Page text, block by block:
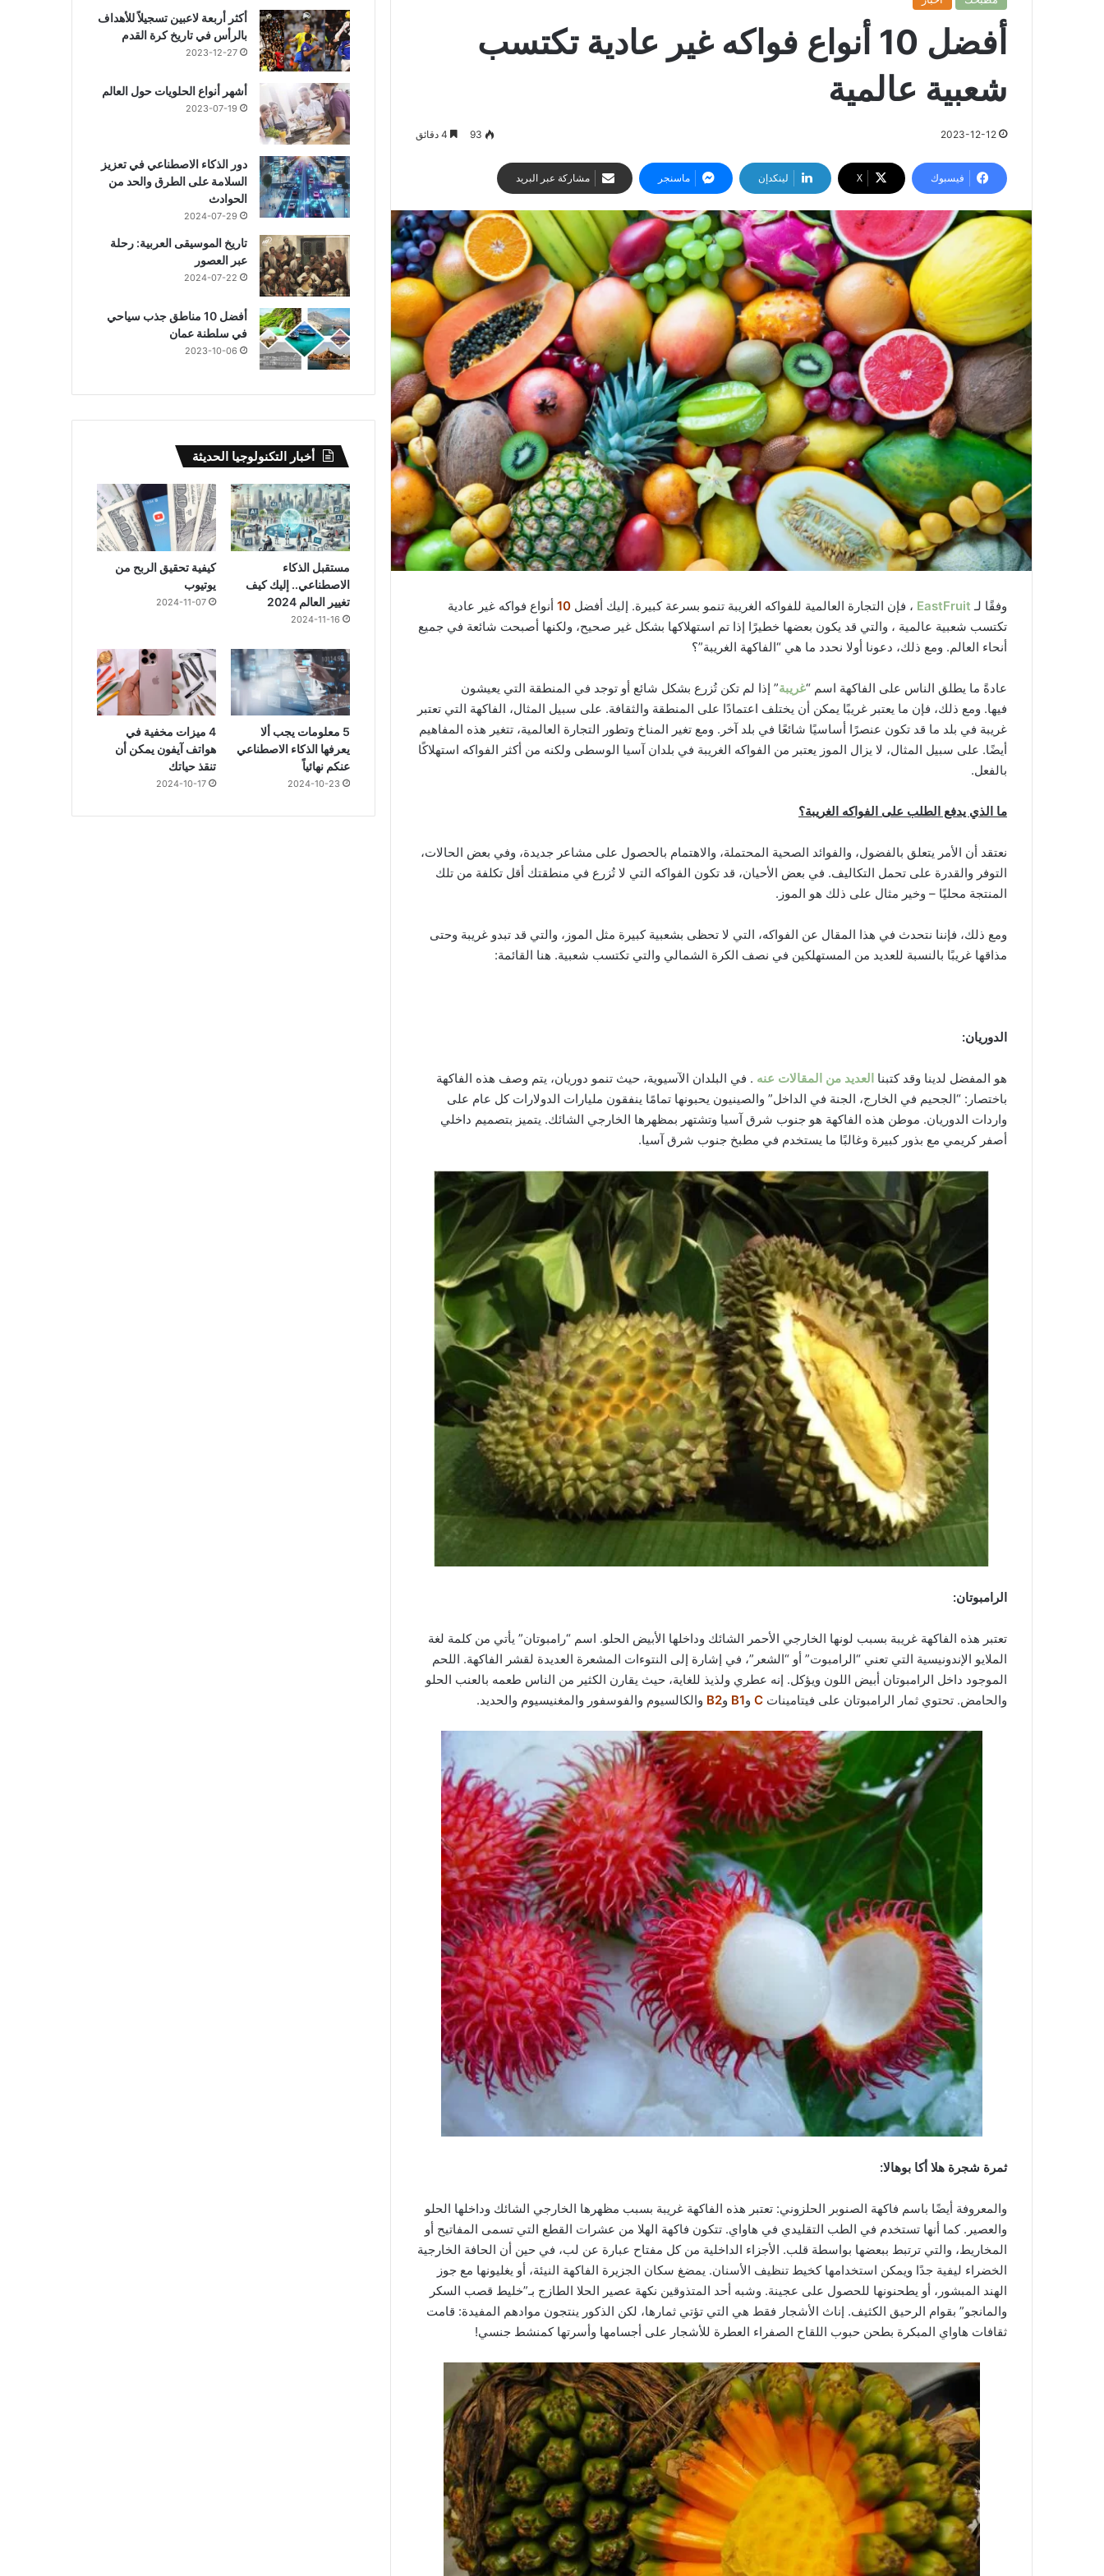
أفضل 10 أنواع فواكه غير عادية تكتسب
شعبية عالمية
2023-12-12
93
فيسبوك ‫X لينكدإن ماسنجر مشاركة عبر البريد
وفقًا لـ EastFruit ، فإن التجارة العالمية للفواكه الغريبة تنمو بسرعة كبيرة. إليك أفضل 10 أنواع فواكه غير عادية
تكتسب شعبية عالمية ، والتي قد يكون بعضها خطيرًا إذا تم استهلاكها بشكل غير صحيح، ولكنها أصبحت شائعة في جميع
أنحاء العالم. ومع ذلك، دعونا أولا نحدد ما هي “الفاكهة الغريبة”؟
عادةً ما يطلق الناس على الفاكهة اسم “غريبة” إذا لم تكن تُزرع بشكل شائع أو توجد في المنطقة التي يعيشون
فيها. ومع ذلك، فإن ما يعتبر غريبًا يمكن أن يختلف اعتمادًا على المنطقة والثقافة. على سبيل المثال، الفاكهة التي تعتبر
غريبة في بلد ما قد تكون عنصرًا أساسيًا شائعًا في بلد آخر. ومع تغير المناخ وتطور التجارة العالمية، تتغير هذه المفاهيم
أيضًا. على سبيل المثال، لا يزال الموز يعتبر من الفواكه الغريبة في بلدان آسيا الوسطى ولكنه من أكثر الفواكه استهلاكًا
بالفعل.
ما الذي يدفع الطلب على الفواكه الغريبة؟
نعتقد أن الأمر يتعلق بالفضول، والفوائد الصحية المحتملة، والاهتمام بالحصول على مشاعر جديدة، وفي بعض الحالات،
التوفر والقدرة على تحمل التكاليف. في بعض الأحيان، قد تكون الفواكه التي لا تُزرع في منطقتك أقل تكلفة من تلك
المنتجة محليًا – وخير مثال على ذلك هو الموز.
ومع ذلك، فإننا نتحدث في هذا المقال عن الفواكه، التي لا تحظى بشعبية كبيرة مثل الموز، والتي قد تبدو غريبة وحتى
مذاقها غريبًا بالنسبة للعديد من المستهلكين في نصف الكرة الشمالي والتي تكتسب شعبية. هنا القائمة:
الدوريان:
هو المفضل لدينا وقد كتبنا العديد من المقالات عنه . في البلدان الآسيوية، حيث تنمو دوريان، يتم وصف هذه الفاكهة
باختصار: “الجحيم في الخارج، الجنة في الداخل” والصينيون يحبونها تمامًا ينفقون مليارات الدولارات كل عام على
واردات الدوريان. موطن هذه الفاكهة هو جنوب شرق آسيا وتشتهر بمظهرها الخارجي الشائك. يتميز بتصميم داخلي
أصفر كريمي مع بذور كبيرة وغالبًا ما يستخدم في مطبخ جنوب شرق آسيا.
الرامبوتان:
تعتبر هذه الفاكهة غريبة بسبب لونها الخارجي الأحمر الشائك وداخلها الأبيض الحلو. اسم “رامبوتان” يأتي من كلمة لغة
الملايو الإندونيسية التي تعني “الرامبوت” أو “الشعر”، في إشارة إلى النتوءات المشعرة العديدة لقشر الفاكهة. اللحم
الموجود داخل الرامبوتان أبيض اللون ويؤكل. إنه عطري ولذيذ للغاية، حيث يقارن الكثير من الناس طعمه بالعنب الحلو
والحامض. تحتوي ثمار الرامبوتان على فيتامينات C وB1 وB2 والكالسيوم والفوسفور والمغنيسيوم والحديد.
ثمرة شجرة هلا أكا بوهالا:
والمعروفة أيضًا باسم فاكهة الصنوبر الحلزوني: تعتبر هذه الفاكهة غريبة بسبب مظهرها الخارجي الشائك وداخلها الحلو
والعصير. كما أنها تستخدم في الطب التقليدي في هاواي. تتكون فاكهة الهلا من عشرات القطع التي تسمى المفاتيح أو
المخاريط، والتي ترتبط ببعضها بواسطة قلب. الأجزاء الداخلية من كل مفتاح عبارة عن لب، في حين أن الحافة الخارجية
الخضراء ليفية جدًا ويمكن استخدامها كخيط تنظيف الأسنان. يمضغ سكان الجزيرة الفاكهة النيئة، أو يغليونها مع جوز
الهند المبشور، أو يطحنونها للحصول على عجينة. وشبه أحد المتذوقين نكهة عصير الحلا الطازج بـ”خليط قصب السكر
والمانجو” بقوام الرحيق الكثيف. إناث الأشجار فقط هي التي تؤتي ثمارها، لكن الذكور ينتجون موادهم المفيدة: قامت
ثقافات هاواي المبكرة بطحن حبوب اللقاح الصفراء العطرة للأشجار على أجسامها وأسرتها كمنشط جنسي!
أكثر أربعة لاعبين تسجيلاً للأهداف
بالرأس في تاريخ كرة القدم
2023-12-27
أشهر أنواع الحلويات حول العالم
2023-07-19
دور الذكاء الاصطناعي في تعزيز
السلامة على الطرق والحد من
الحوادث
2024-07-29
تاريخ الموسيقى العربية: رحلة
عبر العصور
2024-07-22
أفضل 10 مناطق جذب سياحي
في سلطنة عمان
2023-10-06
أخبار التكنولوجيا الحديثة
مستقبل الذكاء
الاصطناعي.. إليك كيف
تغيير العالم 2024
2024-11-16
كيفية تحقيق الربح من
يوتيوب
2024-11-07
5 معلومات يجب ألا
يعرفها الذكاء الاصطناعي
عنكم نهائياً
2024-10-23
4 ميزات مخفية في
هواتف آيفون يمكن أن
تنقذ حياتك
2024-10-17